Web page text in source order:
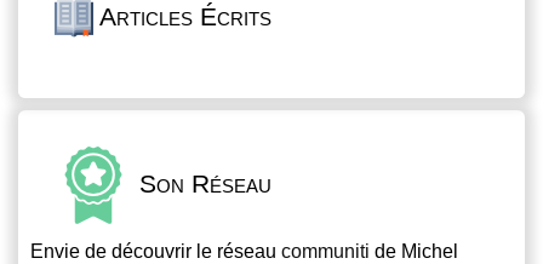
Articles Écrits
Son Réseau
Envie de découvrir le réseau communiti de Michel